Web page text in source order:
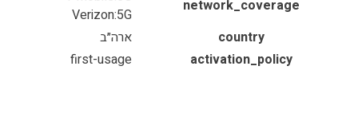
network_coverage
Verizon:5G
country
ארה״ב
activation_policy
first-usage